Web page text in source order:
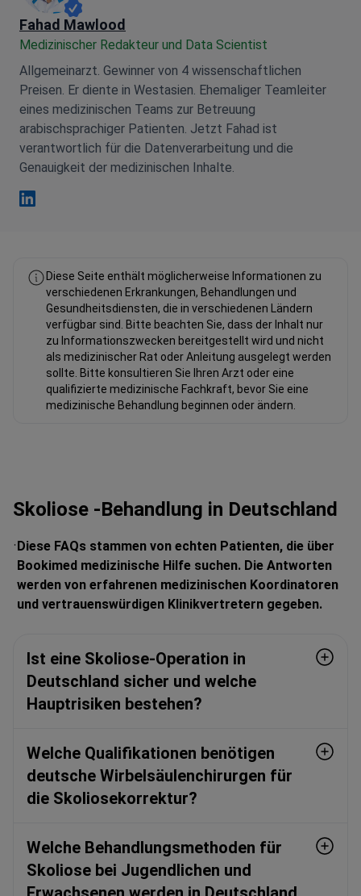
Fahad Mawlood
Medizinischer Redakteur und Data Scientist
Allgemeinarzt. Gewinner von 4 wissenschaftlichen
Preisen. Er diente in Westasien. Ehemaliger Teamleiter
eines medizinischen Teams zur Betreuung
arabischsprachiger Patienten. Jetzt Fahad ist
verantwortlich für die Datenverarbeitung und die
Genauigkeit der medizinischen Inhalte.
Diese Seite enthält möglicherweise Informationen zu
verschiedenen Erkrankungen, Behandlungen und
Gesundheitsdiensten, die in verschiedenen Ländern
verfügbar sind. Bitte beachten Sie, dass der Inhalt nur
zu Informationszwecken bereitgestellt wird und nicht
als medizinischer Rat oder Anleitung ausgelegt werden
sollte. Bitte konsultieren Sie Ihren Arzt oder eine
qualifizierte medizinische Fachkraft, bevor Sie eine
medizinische Behandlung beginnen oder ändern.
Skoliose -Behandlung in Deutschland
Diese FAQs stammen von echten Patienten, die über
Bookimed medizinische Hilfe suchen. Die Antworten
werden von erfahrenen medizinischen Koordinatoren
und vertrauenswürdigen Klinikvertretern gegeben.
Ist eine Skoliose-Operation in
Deutschland sicher und welche
Hauptrisiken bestehen?
Welche Qualifikationen benötigen
deutsche Wirbelsäulenchirurgen für
die Skoliosekorrektur?
Welche Behandlungsmethoden für
Skoliose bei Jugendlichen und